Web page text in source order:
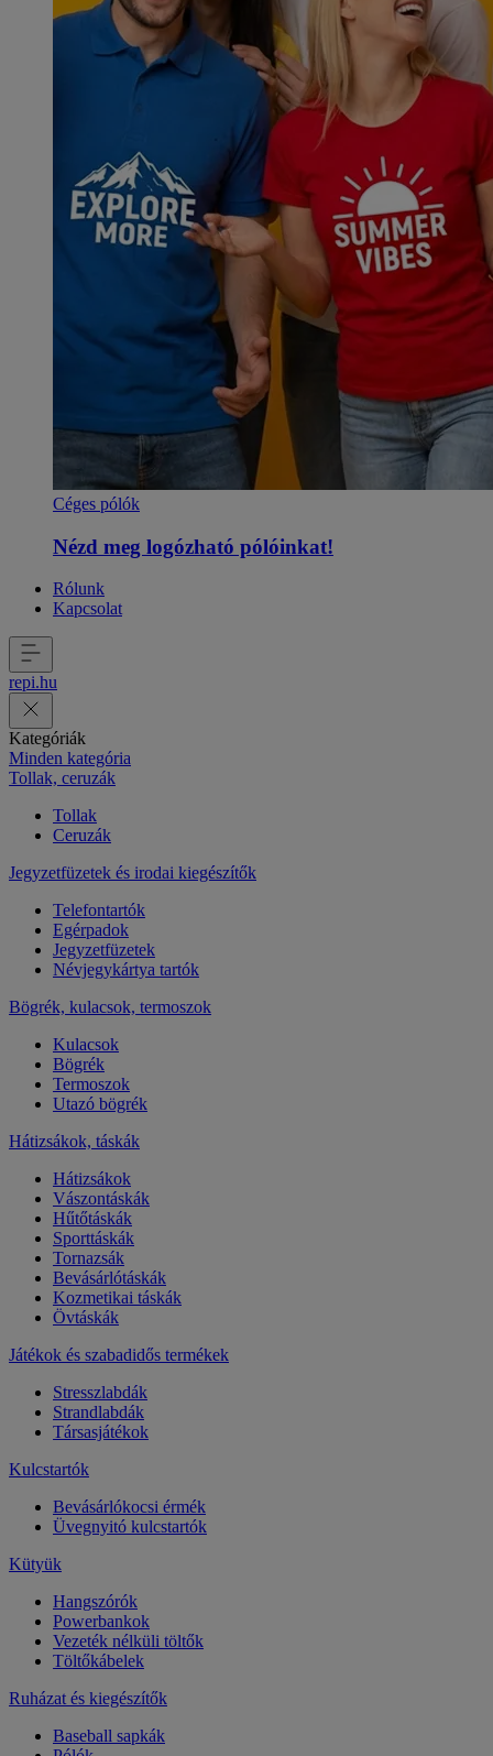
Céges pólók
Nézd meg logózható pólóinkat!
Rólunk
Kapcsolat
repi.hu
Kategóriák
Minden kategória
Tollak, ceruzák
Tollak
Ceruzák
Jegyzetfüzetek és irodai kiegészítők
Telefontartók
Egérpadok
Jegyzetfüzetek
Névjegykártya tartók
Bögrék, kulacsok, termoszok
Kulacsok
Bögrék
Termoszok
Utazó bögrék
Hátizsákok, táskák
Hátizsákok
Vászontáskák
Hűtőtáskák
Sporttáskák
Tornazsák
Bevásárlótáskák
Kozmetikai táskák
Övtáskák
Játékok és szabadidős termékek
Stresszlabdák
Strandlabdák
Társasjátékok
Kulcstartók
Bevásárlókocsi érmék
Üvegnyitó kulcstartók
Kütyük
Hangszórók
Powerbankok
Vezeték nélküli töltők
Töltőkábelek
Ruházat és kiegészítők
Baseball sapkák